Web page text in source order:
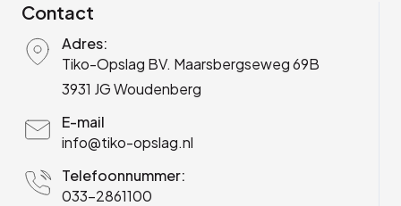
Contact
Adres:
Tiko-Opslag BV. Maarsbergseweg 69B
3931 JG Woudenberg
E-mail
info@tiko-opslag.nl
Telefoonnummer:
033-2861100